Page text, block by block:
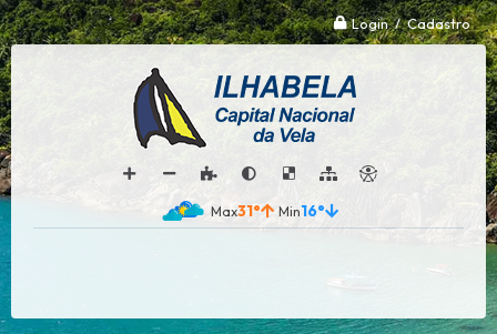
Login / Cadastro
31° 16°